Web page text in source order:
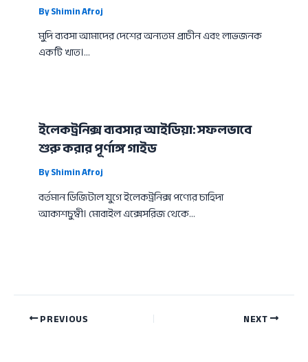
ByShimin Afroj
মুদি ব্যবসা আমাদের দেশের অন্যতম প্রাচীন এবং লাভজনক
একটি খাত।…
ইলেকট্রনিক্স ব্যবসার আইডিয়া: সফলভাবে
শুরু করার পূর্ণাঙ্গ গাইড
ByShimin Afroj
বর্তমান ডিজিটাল যুগে ইলেকট্রনিক্স পণ্যের চাহিদা
আকাশচুম্বী। মোবাইল এক্সেসরিজ থেকে…
PREVIOUS NEXT